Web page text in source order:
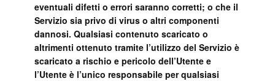
eventuali difetti o errori saranno corretti; o che il
Servizio sia privo di virus o altri componenti
dannosi. Qualsiasi contenuto scaricato o
altrimenti ottenuto tramite l’utilizzo del Servizio è
scaricato a rischio e pericolo dell’Utente e
l’Utente è l’unico responsabile per qualsiasi